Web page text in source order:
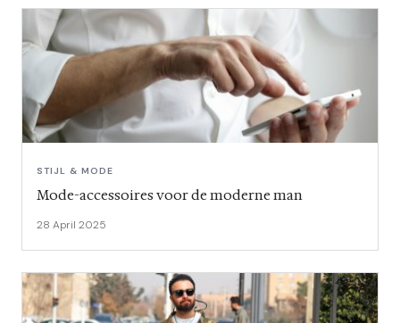
STIJL & MODE
Mode-accessoires voor de moderne man
28 April 2025